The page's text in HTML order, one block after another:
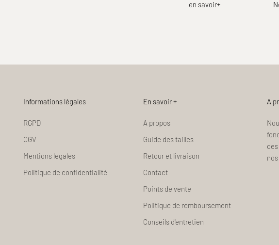
en savoir+
Informations légales
RGPD
CGV
Mentions legales
Politique de confidentialité
En savoir +
A propos
Guide des tailles
Retour et livraison
Contact
Points de vente
Politique de remboursement
Conseils d'entretien
A